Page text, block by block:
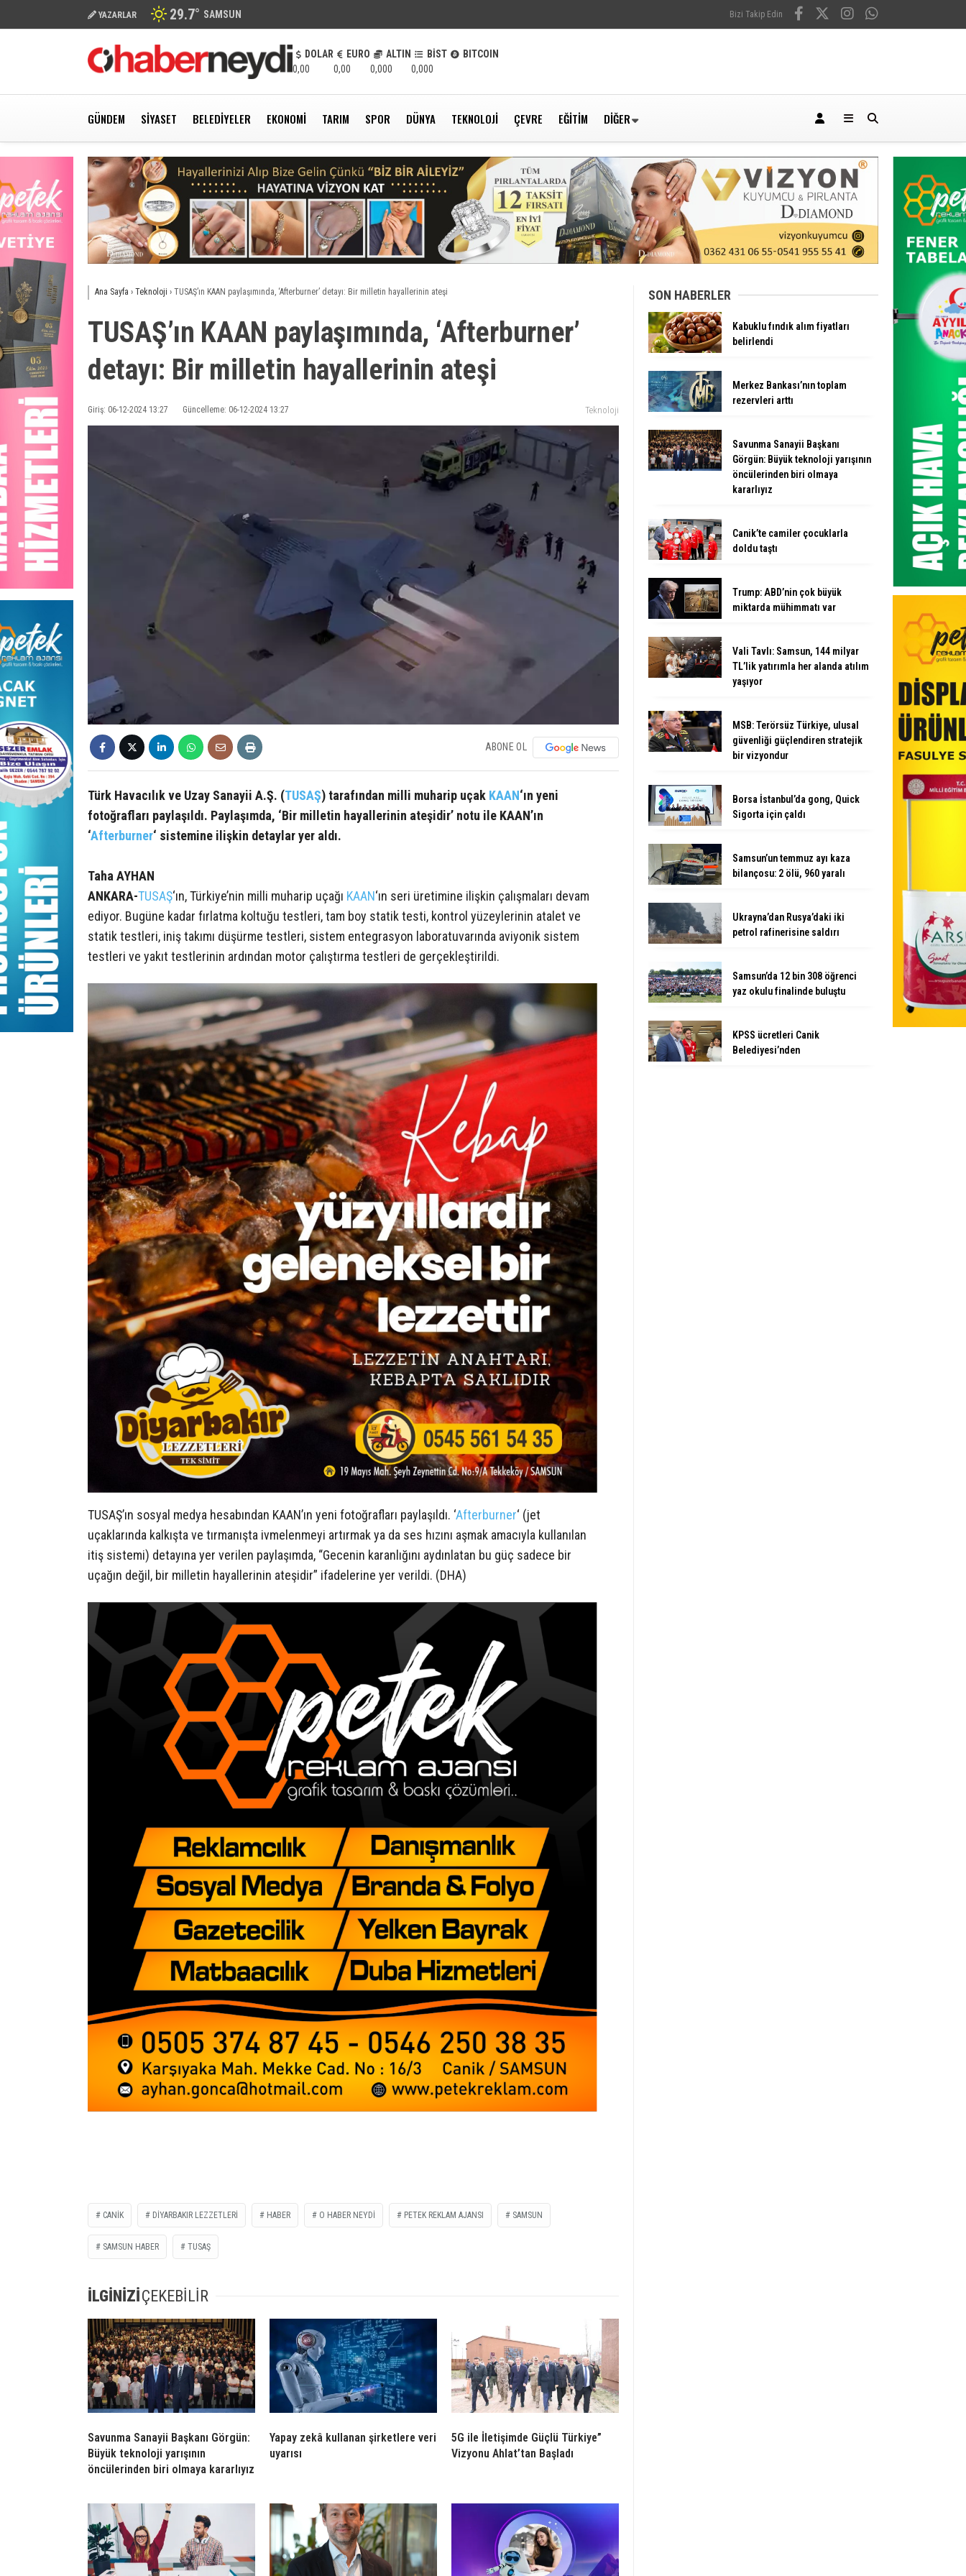
YAZARLAR 29.7° SAMSUN Bizi Takip Edin
DOLAR
0,00
EURO
0,00
ALTIN
0,000
BİST
0,000
BITCOIN
GÜNDEM SIYASET BELEDIYELER EKONOMI TARIM SPOR DÜNYA TEKNOLOJI ÇEVRE EĞITIM DIĞER
Ana Sayfa › Teknoloji › TUSAŞ’ın KAAN paylaşımında, ‘Afterburner’ detayı: Bir milletin hayallerinin ateşi
TUSAŞ’ın KAAN paylaşımında, ‘Afterburner’
detayı: Bir milletin hayallerinin ateşi
Giriş: 06-12-2024 13:27 Güncelleme: 06-12-2024 13:27 Teknoloji
ABONE OL
Türk Havacılık ve Uzay Sanayii A.Ş. (TUSAŞ) tarafından milli muharip uçak KAAN‘ın yeni
fotoğrafları paylaşıldı. Paylaşımda, ‘Bir milletin hayallerinin ateşidir’ notu ile KAAN’ın
‘Afterburner‘ sistemine ilişkin detaylar yer aldı.
Taha AYHAN
ANKARA-TUSAŞ‘ın, Türkiye’nin milli muharip uçağı KAAN‘ın seri üretimine ilişkin çalışmaları devam
ediyor. Bugüne kadar fırlatma koltuğu testleri, tam boy statik testi, kontrol yüzeylerinin atalet ve
statik testleri, iniş takımı düşürme testleri, sistem entegrasyon laboratuvarında aviyonik sistem
testleri ve yakıt testlerinin ardından motor çalıştırma testleri de gerçekleştirildi.
TUSAŞ’ın sosyal medya hesabından KAAN’ın yeni fotoğrafları paylaşıldı. ‘Afterburner‘ (jet
uçaklarında kalkışta ve tırmanışta ivmelenmeyi artırmak ya da ses hızını aşmak amacıyla kullanılan
itiş sistemi) detayına yer verilen paylaşımda, “Gecenin karanlığını aydınlatan bu güç sadece bir
uçağın değil, bir milletin hayallerinin ateşidir” ifadelerine yer verildi. (DHA)
CANİK DİYARBAKIR LEZZETLERİ HABER O HABER NEYDİ PETEK REKLAM AJANSI SAMSUN
SAMSUN HABER TUSAŞ
İLGİNİZİÇEKEBİLİR
Savunma Sanayii Başkanı Görgün:
Büyük teknoloji yarışının
öncülerinden biri olmaya kararlıyız
Yapay zekâ kullanan şirketlere veri
uyarısı
5G ile İletişimde Güçlü Türkiye”
Vizyonu Ahlat’tan Başladı
SON HABERLER
Kabuklu fındık alım fiyatları
belirlendi
Merkez Bankası’nın toplam
rezervleri arttı
Savunma Sanayii Başkanı
Görgün: Büyük teknoloji yarışının
öncülerinden biri olmaya
kararlıyız
Canik’te camiler çocuklarla
doldu taştı
Trump: ABD’nin çok büyük
miktarda mühimmatı var
Vali Tavlı: Samsun, 144 milyar
TL’lik yatırımla her alanda atılım
yaşıyor
MSB: Terörsüz Türkiye, ulusal
güvenliği güçlendiren stratejik
bir vizyondur
Borsa İstanbul’da gong, Quick
Sigorta için çaldı
Samsun’un temmuz ayı kaza
bilançosu: 2 ölü, 960 yaralı
Ukrayna’dan Rusya’daki iki
petrol rafinerisine saldırı
Samsun’da 12 bin 308 öğrenci
yaz okulu finalinde buluştu
KPSS ücretleri Canik
Belediyesi’nden